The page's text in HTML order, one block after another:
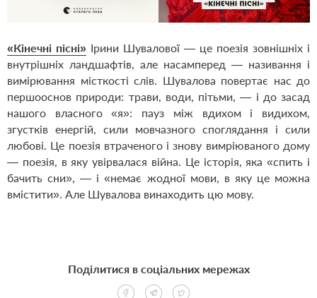
«Кінечні пісні» Ірини Шувалової — це поезія зовнішніх і
внутрішніх ландшафтів, але насамперед — називання і
вимірювання місткості слів. Шувалова повертає нас до
першооснов природи: трави, води, пітьми, — і до засад
нашого власного «я»: пауз між вдихом і видихом,
згустків енергій, сили мовчазного споглядання і сили
любові. Це поезія втраченого і знову вимріюваного дому
— поезія, в яку увірвалася війна. Це історія, яка «спить і
бачить сни», — і «немає жодної мови, в яку це можна
вмістити». Але Шувалова винаходить цю мову.
Поділитися в соціальних мережах